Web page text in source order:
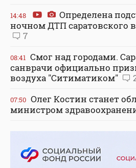
14:48
Определена
ночном ДТП саратовского
7
08:41 Смог над городами.
санврачи официально
воздуха "Ситиматиком"
07:50 Олег Костин станет
министром